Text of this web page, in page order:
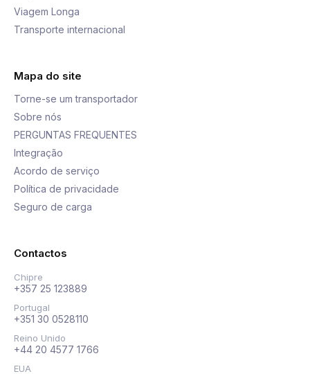
Viagem Longa
Transporte internacional
Mapa do site
Torne-se um transportador
Sobre nós
PERGUNTAS FREQUENTES
Integração
Acordo de serviço
Política de privacidade
Seguro de carga
Contactos
Chipre
+357 25 123889
Portugal
+351 30 0528110
Reino Unido
+44 20 4577 1766
EUA